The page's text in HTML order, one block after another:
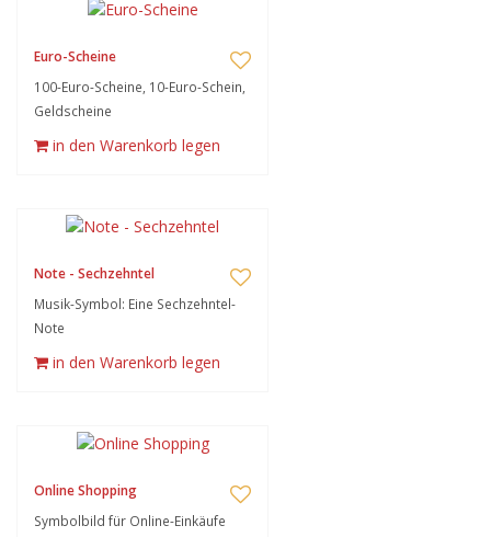
Euro-Scheine
100-Euro-Scheine, 10-Euro-Schein,
Geldscheine
in den Warenkorb legen
Note - Sechzehntel
Musik-Symbol: Eine Sechzehntel-
Note
in den Warenkorb legen
Online Shopping
Symbolbild für Online-Einkäufe